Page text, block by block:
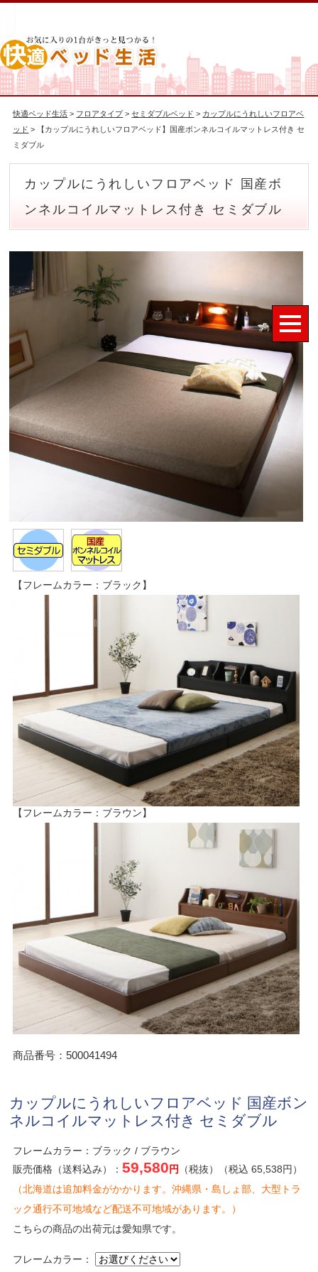
快適ベッド生活 > フロアタイプ >セミダブルベッド > カップルにうれしいフロアベ
ッド > 【カップルにうれしいフロアベッド】国産ボンネルコイルマットレス付き セ
ミダブル
カップルにうれしいフロアベッド 国産ボ
ンネルコイルマットレス付き セミダブル
【フレームカラー：ブラック】
【フレームカラー：ブラウン】
商品番号：500041494
カップルにうれしいフロアベッド 国産ボン
ネルコイルマットレス付き セミダブル
フレームカラー：ブラック / ブラウン
販売価格（送料込み）：59,580 円
（税抜）（税込 65,538円）
（北海道は追加料金がかかります。沖縄県・島しょ部、大型トラ
ック通行不可地域など配送不可地域があります。）
こちらの商品の出荷元は愛知県です。
フレームカラー：